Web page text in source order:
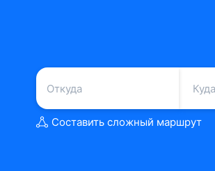
Составить сложный маршрут